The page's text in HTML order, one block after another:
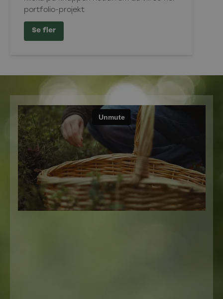
portfolio-projekt
Se fler